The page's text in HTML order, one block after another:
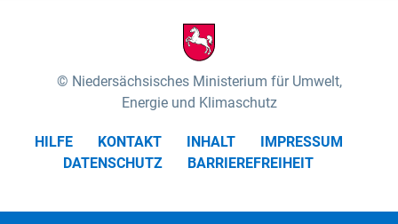
Niedersächsisches Ministerium für Umwelt,
Energie und Klimaschutz
HILFE KONTAKT INHALT
IMPRESSUM
DATENSCHUTZ
BARRIEREFREIHEIT